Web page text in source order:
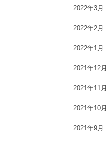
2022年3月
2022年2月
2022年1月
2021年12月
2021年11月
2021年10月
2021年9月